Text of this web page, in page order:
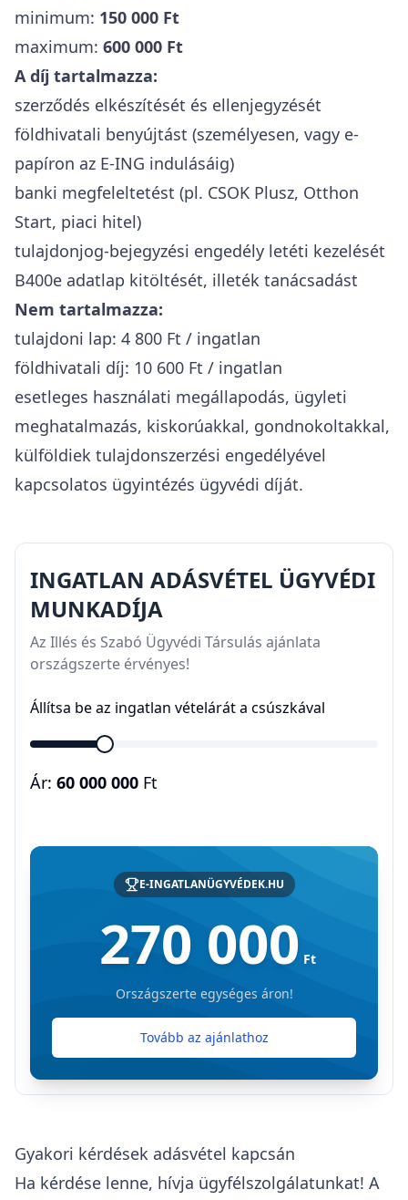
minimum: 150 000 Ft
maximum: 600 000 Ft
A díj tartalmazza:
szerződés elkészítését és ellenjegyzését
földhivatali benyújtást (személyesen, vagy e-
papíron az E-ING indulásáig)
banki megfeleltetést (pl. CSOK Plusz, Otthon
Start, piaci hitel)
tulajdonjog-bejegyzési engedély letéti kezelését
B400e adatlap kitöltését, illeték tanácsadást
Nem tartalmazza:
tulajdoni lap: 4 800 Ft / ingatlan
földhivatali díj: 10 600 Ft / ingatlan
esetleges használati megállapodás, ügyleti
meghatalmazás, kiskorúakkal, gondnokoltakkal,
külföldiek tulajdonszerzési engedélyével
kapcsolatos ügyintézés ügyvédi díját.
INGATLAN ADÁSVÉTEL ÜGYVÉDI
MUNKADÍJA
Az Illés és Szabó Ügyvédi Társulás ajánlata
országszerte érvényes!
Állítsa be az ingatlan vételárát a csúszkával
Ár: 60 000 000 Ft
E-INGATLANÜGYVÉDEK.HU
270 000 Ft
Országszerte egységes áron!
Tovább az ajánlathoz
Gyakori kérdések adásvétel kapcsán
Ha kérdése lenne, hívja ügyfélszolgálatunkat! A